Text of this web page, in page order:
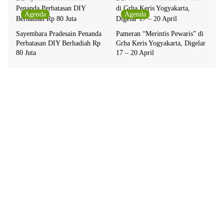
Agenda
Sayembara Pradesain Penanda
Perbatasan DIY Berhadiah Rp
80 Juta
Agenda
Pameran “Merintis Pewaris” di
Grha Keris Yogyakarta, Digelar
17 – 20 April